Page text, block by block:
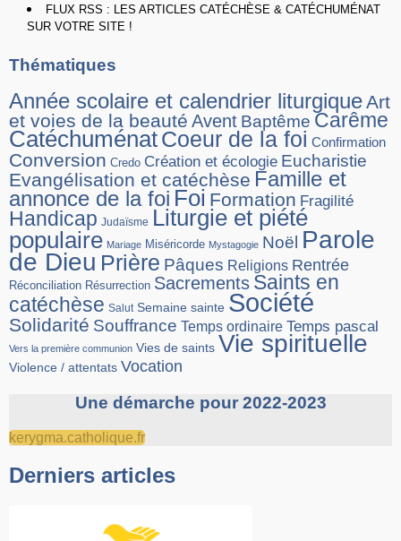
FLUX RSS : LES ARTICLES CATÉCHÈSE & CATÉCHUMÉNAT
SUR VOTRE SITE !
Thématiques
Année scolaire et calendrier liturgiqueArt
et voies de la beauté Avent Baptême Carême
CatéchuménatCoeur de la foi Confirmation
Conversion Credo Création et écologie Eucharistie
Evangélisation et catéchèse Famille et
annonce de la foi Foi Formation Fragilité
Handicap Judaïsme Liturgie et piété
populaire Mariage Miséricorde Mystagogie Noël Parole
de Dieu Prière Pâques Religions Rentrée
Réconciliation Résurrection Sacrements Saints en
catéchèse Salut Semaine sainte Société
Solidarité Souffrance Temps ordinaire Temps pascal
Vers la première communion Vies de saints Vie spirituelle
Violence / attentats Vocation
Une démarche pour 2022-2023
kerygma.catholique.fr
Derniers articles